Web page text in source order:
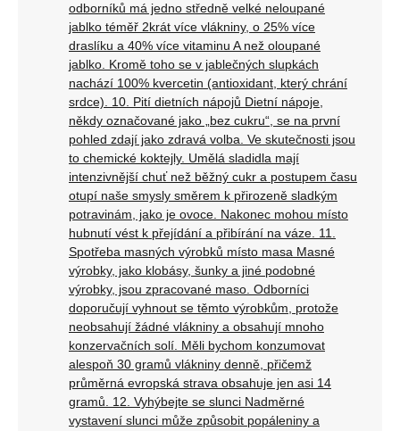
odborníků má jedno středně velké neloupané
jablko téměř 2krát více vlákniny, o 25% více
draslíku a 40% více vitaminu A než oloupané
jablko. Kromě toho se v jablečných slupkách
nachází 100% kvercetin (antioxidant, který chrání
srdce). 10. Pití dietních nápojů Dietní nápoje,
někdy označované jako „bez cukru“, se na první
pohled zdají jako zdravá volba. Ve skutečnosti jsou
to chemické koktejly. Umělá sladidla mají
intenzivnější chuť než běžný cukr a postupem času
otupí naše smysly směrem k přirozeně sladkým
potravinám, jako je ovoce. Nakonec mohou místo
hubnutí vést k přejídání a přibírání na váze. 11.
Spotřeba masných výrobků místo masa Masné
výrobky, jako klobásy, šunky a jiné podobné
výrobky, jsou zpracované maso. Odborníci
doporučují vyhnout se těmto výrobkům, protože
neobsahují žádné vlákniny a obsahují mnoho
konzervačních solí. Měli bychom konzumovat
alespoň 30 gramů vlákniny denně, přičemž
průměrná evropská strava obsahuje jen asi 14
gramů. 12. Vyhýbejte se slunci Nadměrné
vystavení slunci může způsobit popáleniny a